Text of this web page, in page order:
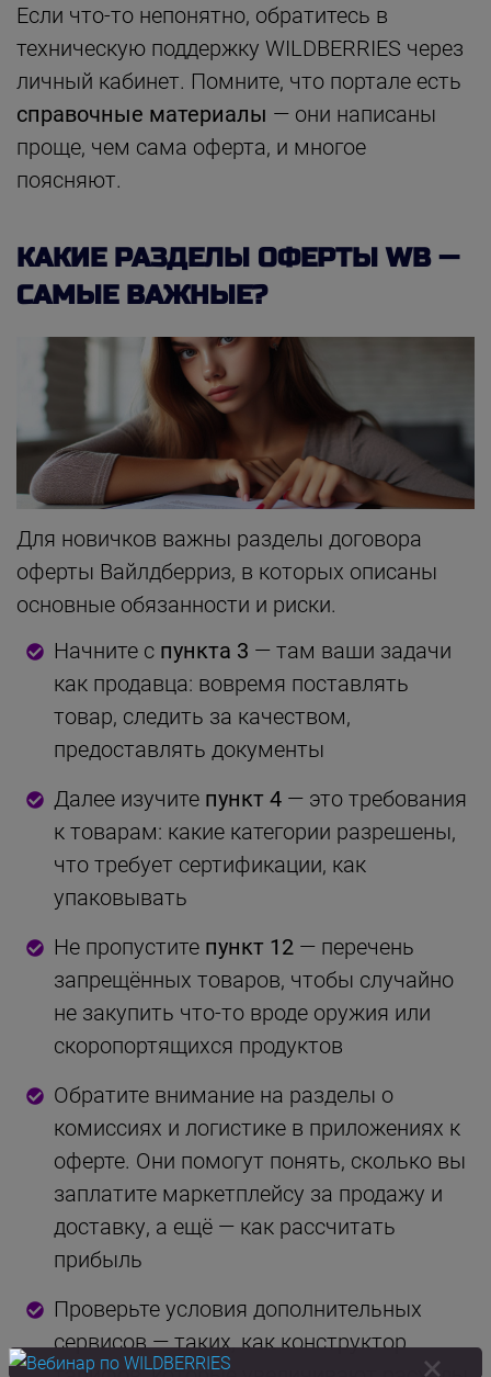
Если что-то непонятно, обратитесь в
техническую поддержку WILDBERRIES через
личный кабинет. Помните, что портале есть
справочные материалы — они написаны
проще, чем сама оферта, и многое
поясняют.
КАКИЕ РАЗДЕЛЫ ОФЕРТЫ WB —
САМЫЕ ВАЖНЫЕ?
Для новичков важны разделы договора
оферты Вайлдберриз, в которых описаны
основные обязанности и риски.
Начните с пункта 3 — там ваши задачи
как продавца: вовремя поставлять
товар, следить за качеством,
предоставлять документы
Далее изучите пункт 4 — это требования
к товарам: какие категории разрешены,
что требует сертификации, как
упаковывать
Не пропустите пункт 12 — перечень
запрещённых товаров, чтобы случайно
не закупить что-то вроде оружия или
скоропортящихся продуктов
Обратите внимание на разделы о
комиссиях и логистике в приложениях к
оферте. Они помогут понять, сколько вы
заплатите маркетплейсу за продажу и
доставку, а ещё — как рассчитать
прибыль
Проверьте условия дополнительных
сервисов — таких, как конструктор